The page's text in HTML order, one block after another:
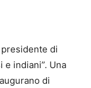
di
indiani”. Una
di